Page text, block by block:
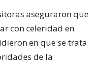
aseguraron que
con celeridad en
en que se trata
de la